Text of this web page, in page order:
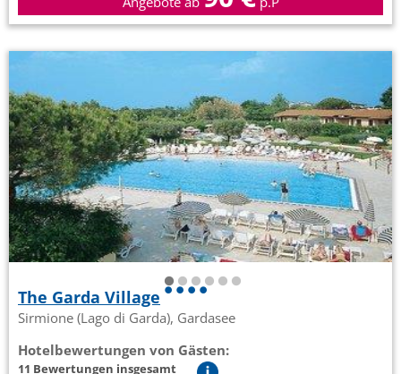
The Garda Village
Sirmione (Lago di Garda), Gardasee
Hotelbewertungen von Gästen:
11 Bewertungen insgesamt